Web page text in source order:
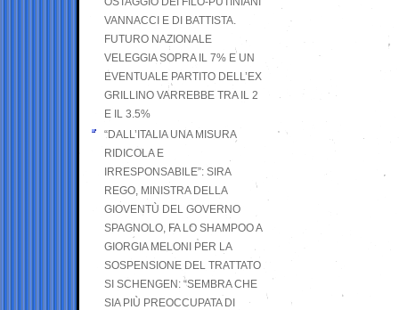
VANNACCI E DI BATTISTA.
FUTURO NAZIONALE
VELEGGIA SOPRA IL 7% E UN
EVENTUALE PARTITO DELL’EX
GRILLINO VARREBBE TRA IL 2
E IL 3.5%
“DALL’ITALIA UNA MISURA
RIDICOLA E
IRRESPONSABILE”: SIRA
REGO, MINISTRA DELLA
GIOVENTÙ DEL GOVERNO
SPAGNOLO, FA LO SHAMPOO A
GIORGIA MELONI PER LA
SOSPENSIONE DEL TRATTATO
SI SCHENGEN: “SEMBRA CHE
SIA PIÙ PREOCCUPATA DI